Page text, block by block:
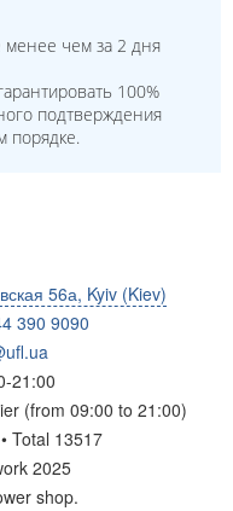
менее чем за 2 дня
100%
подтверждения
порядке.
56а, Kyiv (Kiev)
390 9090
21:00
(from 09:00 to 21:00)
• Total 13517
2025
shop.